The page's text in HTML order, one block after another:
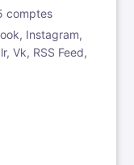
comptes
Instagram,
Vk, RSS Feed,